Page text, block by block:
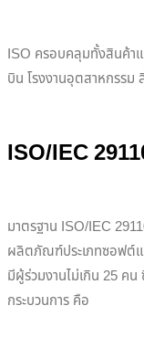
ISO ครอบคลุมทั้งสินค้าแ
บิน โรงงานอุตสาหกรร
ISO/IEC
มาตรฐาน ISO/IEC
ผลิตภัณฑ์ประเภทซอฟต์แ
มีผู้ร่วมงานไม่เกิน 25 ค
กระบวนการ คือ